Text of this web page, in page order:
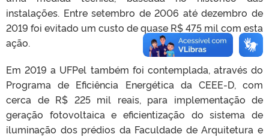
instalações. Entre setembro de 2006 até dezembro de
2019 foi evitado um custo de quase R$ 475 mil com esta
ação.
Em 2019 a UFPel também foi contemplada, através do
Programa de Eficiência Energética da CEEE-D, com
cerca de R$ 225 mil reais, para implementação de
geração fotovoltaica e eficientização do sistema de
iluminação dos prédios da Faculdade de Arquitetura e